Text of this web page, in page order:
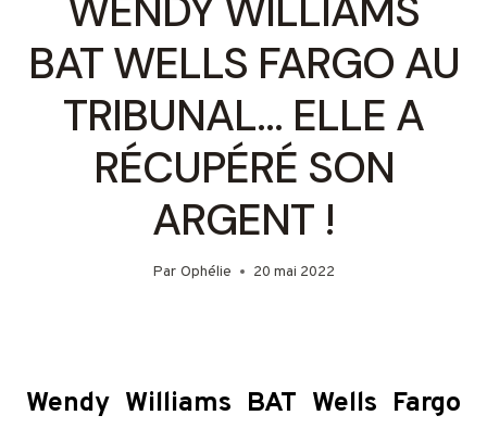
BAT WELLS FARGO AU
TRIBUNAL… ELLE A
RÉCUPÉRÉ SON
ARGENT !
Par Ophélie 20 mai 2022
Wendy Williams BAT Wells Fargo